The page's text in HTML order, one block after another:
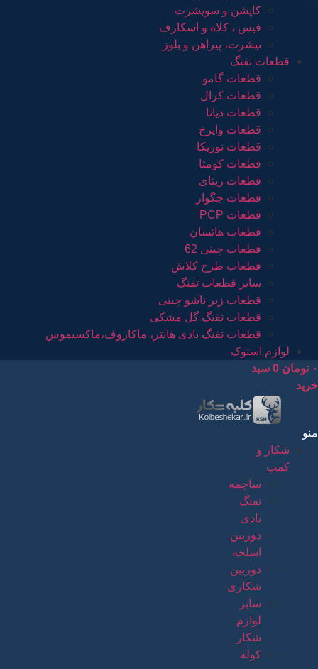
کاپشن و سویشرت
فیس ، کلاه و اسکارف
تیشرت، پیراهن و بلوز
قطعات تفنگ
قطعات گامو
قطعات کرال
قطعات دیانا
قطعات وایرخ
قطعات نوریکا
قطعات کومتا
قطعات ریتای
قطعات جگوار
قطعات PCP
قطعات هاتسان
قطعات چینی 62
قطعات طرح کلاش
سایر قطعات تفنگ
قطعات زیر تاشو چینی
قطعات تفنگ گل مشکی
قطعات تفنگ بادی هانتر، ماکاروف،ماکسیموس
لوازم استوک
۰ تومان 0 سبد
خرید
منو
شکار و
کمپ
ساچمه
تفنگ
بادی
دوربین
اسلحه
دوربین
شکاری
سایر
لوازم
شکار
کوله